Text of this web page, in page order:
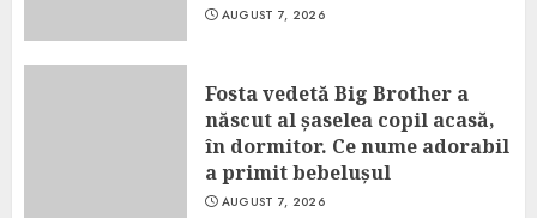
AUGUST 7, 2026
Fosta vedetă Big Brother a
născut al șaselea copil acasă,
în dormitor. Ce nume adorabil
a primit bebelușul
AUGUST 7, 2026